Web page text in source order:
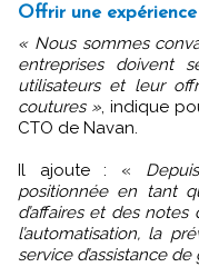
Offrir une
« Nous sommes
entreprises doivent
utilisateurs et leur
coutures », indique
CTO de Navan.
Il ajoute : «
positionnée en tant
d’affaires et des
l’automatisation, la
service d’assistance